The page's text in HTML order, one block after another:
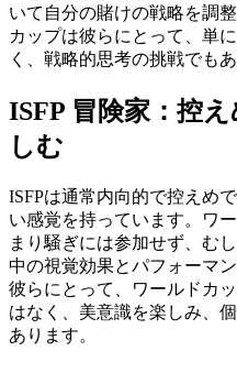
いて自分の賭けの戦略を調
カップは彼らにとって、単
く、戦略的思考の挑戦でもあ
ISFP 冒険家：控
しむ
ISFPは通常内向的で控えめ
い感覚を持っています。ワ
まり騒ぎには参加せず、む
中の視覚効果とパフォーマ
彼らにとって、ワールドカ
はなく、美意識を楽しみ、
あります。